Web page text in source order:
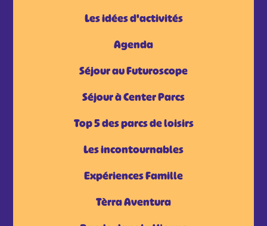
Les idées d'activités
Agenda
Séjour au Futuroscope
Séjour à Center Parcs
Top 5 des parcs de loisirs
Les incontournables
Expériences Famille
Tèrra Aventura